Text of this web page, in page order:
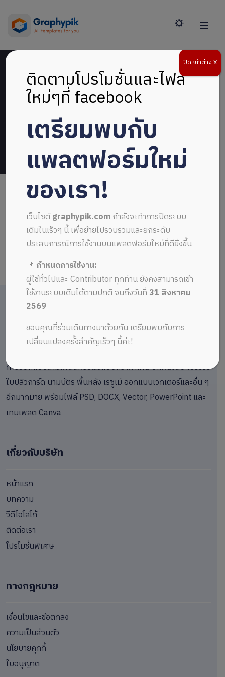
Purchase Confirmation
Thank you for your purchase!
Sorry, trouble retrieving order receipt.
การออกแบบเทมเพลตหรือแม่แบบกราฟิกที่นี่ ปกหนังสือ โบรชัวร์
ใบปลิวการ์ด นามบัตร พื้นหลัง เรซูเม่ ออกแบบเวกเตอร์และอื่น ๆ
อีกมากมาย พร้อมไฟล์ PSD, DOCX, Vector, PowerPoint และ
เทมเพลต Canva
เกี่ยวกับบริษัท
หน้าแรก
บทความ
วีดีโอโลโก้
ติดต่อเรา
โปรโมชั่นพิเศษ
ทางกฎหมาย
เงื่อนไขและข้อตกลง
ความเป็นส่วนตัว
นโยบายคุกกี้
ใบอนุญาต
ติดตามโปรโมชั่นและไฟล์
ใหม่ๆที่ facebook
เตรียมพบกับ
แพลตฟอร์มใหม่
ของเรา!
เว็บไซต์graphypik.comกำลังจะทำการปิดระบบ
เดิมในเร็วๆ นี้ เพื่อย้ายไปรวบรวมและยกระดับ
ประสบการณ์การใช้งานบนแพลตฟอร์มใหม่ที่ดียิ่งขึ้น
📌กำหนดการใช้งาน:
ผู้ใช้ทั่วไปและ Contributor ทุกท่าน ยังคงสามารถเข้า
ใช้งานระบบเดิมได้ตามปกติ จนถึงวันที่ 31 สิงหาคม
2569
ขอบคุณที่ร่วมเดินทางมาด้วยกัน เตรียมพบกับการ
เปลี่ยนแปลงครั้งสำคัญเร็วๆ นี้ค่ะ!
ปิดหน้าต่าง X